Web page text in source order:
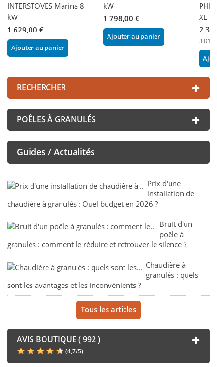
INTERSTOVES Marina 8
kW
1 629,00 €
Ajouter au panier
kW
1 798,00 €
Ajouter au panier
XL
2
3
RECHERCHER
POÊLES À GRANULÉS
Guides / Actualités
Prix d'une
installation de
chaudière à granulés : Quel budget en 2026 ?
Bruit d'un
poêle à
granulés : comment le réduire et retrouver le silence ?
Chaudière à
granulés : quels
sont les avantages et les inconvénients ?
Tous les articles
AVIS BOUTIQUE ( 992 )
(4,7/5)